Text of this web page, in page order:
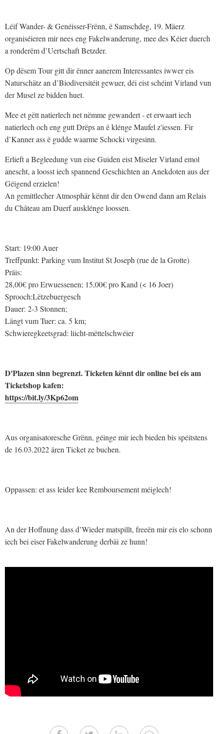
Léif Wander- & Genéisser-Frënn, ë Samschdeg, 19. Mäerz
organiséieren mir nees eng Fakelwanderung, mee des Kéier duerch
a ronderëm d’Uertschaft Betzder.
Op dësem Tour gitt dir ënner aanerem Interessantes iwwer eis
Naturschätz an d’Biodiversitéit gewuer, déi eist schéint Virland vun
der Musel ze bidden huet.
Mee et gëtt natierlech net nëmme gewandert - et erwaart iech
natierlech och eng gutt Drëps an ë klénge Maufel z'iessen. Fir
d’Kanner ass ë gudde waarme Schocki virgesinn.
Erlieft a Begleedung vun eise Guiden eist Miseler Virland emol
anescht, a loosst iech spannend Geschichten an Anekdoten aus der
Géigend erzielen!
An gemittlecher Atmosphär kënnt dir den Owend dann am Relais
du Château am Duerf ausklénge loossen.
Start: 19:00 Auer
Treffpunkt: Parking vum Institut St Joseph (rue de la Grotte)
Präis:
28,00€ pro Erwuessenen; 15,00€ pro Kand (< 16 Joer)
Sprooch:Lëtzebuergesch
Dauer: 2-3 Stonnen;
Längt vum Tuer: ca. 5 km;
Schwieregkeetsgrad: liicht-mëttelschwéier
D'Plazen sinn begrenzt. Ticketen kënnt dir online bei eis am
Ticketshop kafen:
https://bit.ly/3Kp62om
Aus organisatoresche Grënn, géinge mir iech bieden bis spéitstens
de 16.03.2022 ären Ticket ze buchen.
Oppassen: et ass leider kee Remboursement méiglech!
An der Hoffnung dass d’Wieder matspillt, freeën mir eis elo schonn
iech bei eiser Fakelwanderung derbäi ze hunn!